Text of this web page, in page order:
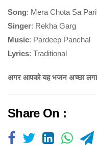
Song: Mera Chota Sa
Singer: Rekha Garg
Music: Pardeep Panchal
Lyrics: Traditional
अगर आपको यह भजन अच्छा लगा
Share On :